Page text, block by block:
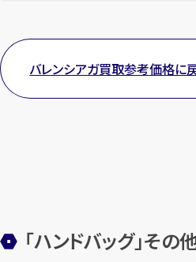
バレンシアガ買取参考価格に
「ハンドバッグ」そ